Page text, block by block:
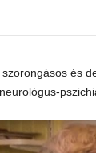
és